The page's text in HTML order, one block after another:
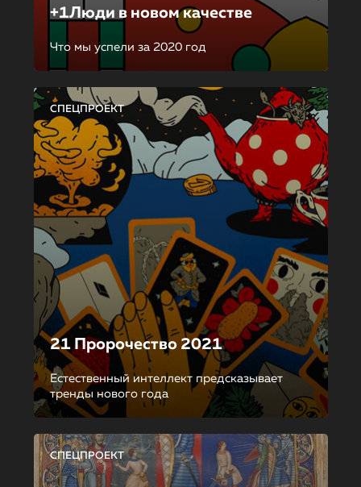
+1Люди в новом качестве
Что мы успели за 2020 год
СПЕЦПРОЕКТ
21 Пророчество 2021
Естественный интеллект предсказывает
тренды нового года
СПЕЦПРОЕКТ